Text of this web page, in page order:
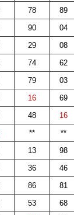
78 89
90 04
29 08
74 62
79 03
16 69
48 16
** **
13 98
36 46
86 81
53 68